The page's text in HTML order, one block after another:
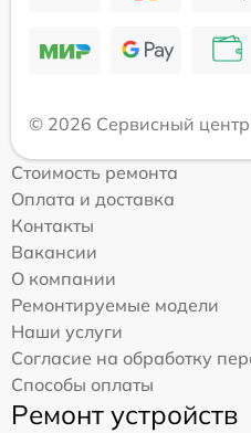
© 2026 Сервисный центр
Стоимость ремонта
Оплата и доставка
Контакты
Вакансии
О компании
Ремонтируемые модели
Наши услуги
Согласие на обработку
Способы оплаты
Ремонт устройств